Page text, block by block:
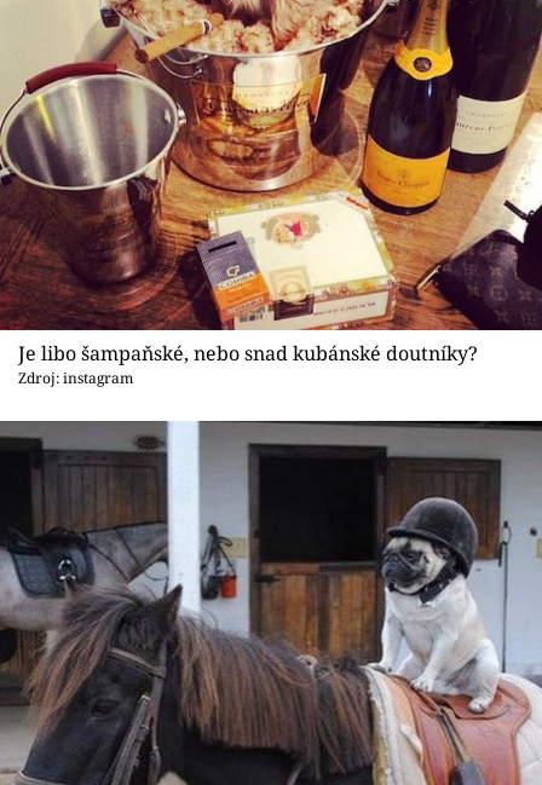
Je libo šampaňské, nebo snad kubánské doutníky?
Zdroj: instagram